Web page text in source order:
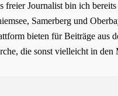
freier Journalist bin ich
Samerberg und
bieten für Beiträge aus
die sonst vielleicht in den